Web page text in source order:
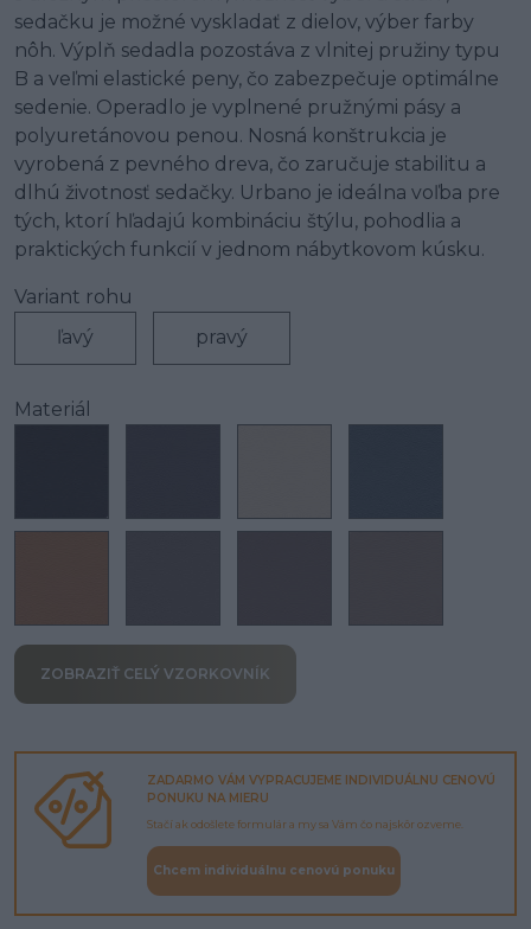
sedačku je možné vyskladať z dielov, výber farby
nôh. Výplň sedadla pozostáva z vlnitej pružiny typu
B a veľmi elastické peny, čo zabezpečuje optimálne
sedenie. Operadlo je vyplnené pružnými pásy a
polyuretánovou penou. Nosná konštrukcia je
vyrobená z pevného dreva, čo zaručuje stabilitu a
dlhú životnosť sedačky. Urbano je ideálna voľba pre
tých, ktorí hľadajú kombináciu štýlu, pohodlia a
praktických funkcií v jednom nábytkovom kúsku.
Variant rohu
ľavý
pravý
Materiál
ZOBRAZIŤ CELÝ VZORKOVNÍK
ZADARMO VÁM VYPRACUJEME INDIVIDUÁLNU CENOVÚ
PONUKU NA MIERU
Stačí ak odošlete formulár a my sa Vám čo najskôr ozveme.
Chcem individuálnu cenovú ponuku